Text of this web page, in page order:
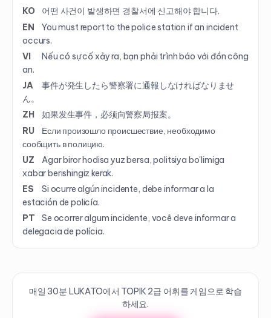
KO
어떤 사건이 발생하면 경찰서에 신고해야 합니다.
EN
You must report to the police station if an incident
occurs.
VI
Nếu có sự cố xảy ra, bạn phải trình báo với đồn công
an.
JA
事件が発生したら警察署に通報しなければなりませ
ん。
ZH
如果发生事件，必须向警察局报案。
RU
Если произошло происшествие, необходимо
сообщить в полицию.
UZ
Agar biror hodisa yuz bersa, politsiya bo'limiga
xabar berishingiz kerak.
ES
Si ocurre algún incidente, debe informar a la
estación de policía.
PT
Se ocorrer algum incidente, você deve informar a
delegacia de polícia.
매일 30분 LUKATO에서 TOPIK2급 어휘를 게임으로 학습
하세요.